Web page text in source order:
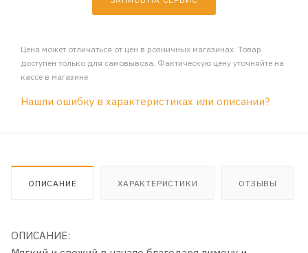
Цена может отличаться от цен в розничных магазинах. Товар
доступен только для самовывоза. Фактическую цену уточняйте на
кассе в магазине
Нашли ошибку в характеристиках или описании?
ОПИСАНИЕ ХАРАКТЕРИСТИКИ ОТЗЫВЫ
ОПИСАНИЕ: